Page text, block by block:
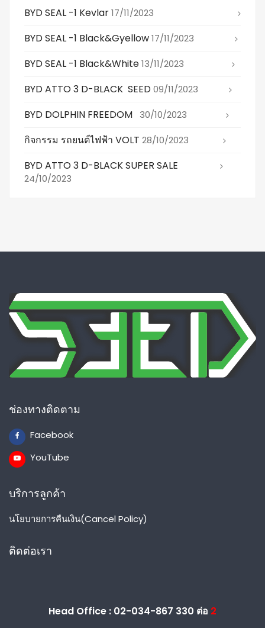
BYD SEAL -1 Kevlar17/11/2023
BYD SEAL -1 Black&gyellow17/11/2023
BYD SEAL -1 Black&white13/11/2023
BYD ATTO 3 D-BLACK SEED09/11/2023
BYD DOLPHIN FREEDOM 30/10/2023
กิจกรรม รถยนต์ไฟฟ้า VOLT 28/10/2023
BYD ATTO 3 D-BLACK SUPER SALE
24/10/2023
ช่องทางติดตาม
Facebook
YouTube
บริการลูกค้า
นโยบายการคืนเงิน(Cancel Policy)
ติดต่อเรา
Head Office : 02-034-867 330 ต่อ 2